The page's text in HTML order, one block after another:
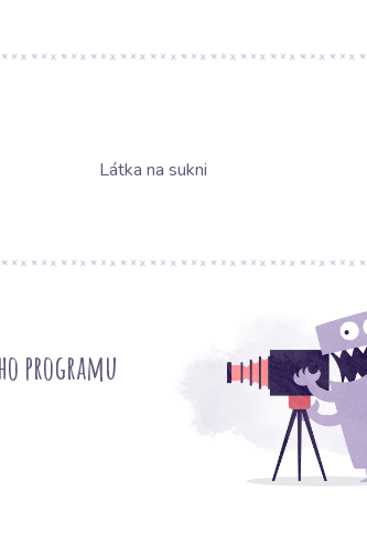
Látka na sukni
programu